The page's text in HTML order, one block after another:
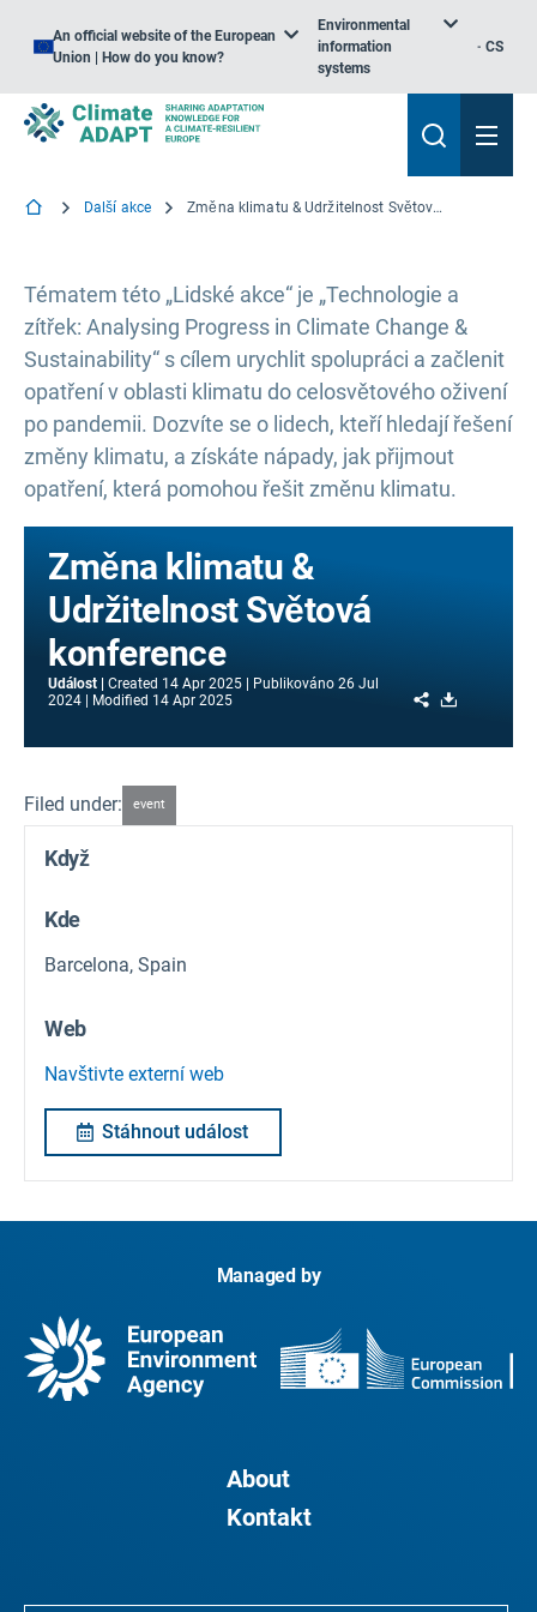
An official website of the European
Union | How do you know?
Environmental
information
systems
CS
Další akce Změna klimatu & Udržitelnost Světová konference
Tématem této „Lidské akce“ je „Technologie a
zítřek: Analysing Progress in Climate Change &
Sustainability“ s cílem urychlit spolupráci a začlenit
opatření v oblasti klimatu do celosvětového oživení
po pandemii. Dozvíte se o lidech, kteří hledají řešení
změny klimatu, a získáte nápady, jak přijmout
opatření, která pomohou řešit změnu klimatu.
Změna klimatu &
Udržitelnost Světová
konference
Událost Created 14 Apr 2025 Publikováno 26 Jul
2024
Modified 14 Apr 2025 Share
Filed under: event
Když
Kde
Barcelona, Spain
Web
Navštivte externí web
Stáhnout událost
Managed by
About
Kontakt